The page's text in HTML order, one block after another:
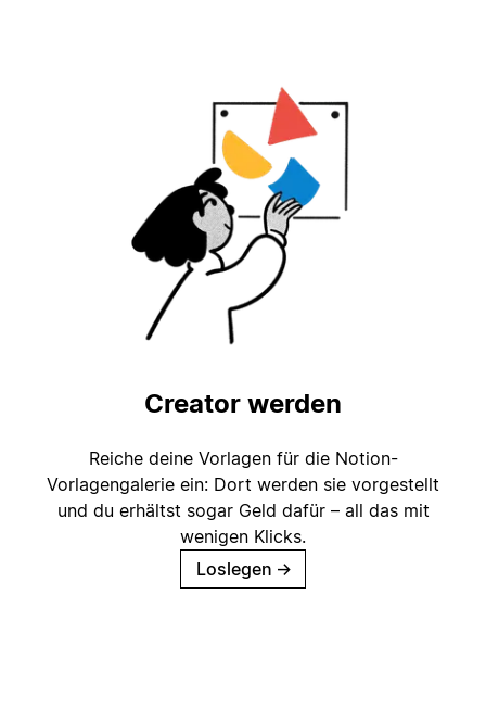
Creator werden
Reiche deine Vorlagen für die Notion-
Vorlagengalerie ein: Dort werden sie vorgestellt
und du erhältst sogar Geld dafür – all das mit
wenigen Klicks.
Loslegen →